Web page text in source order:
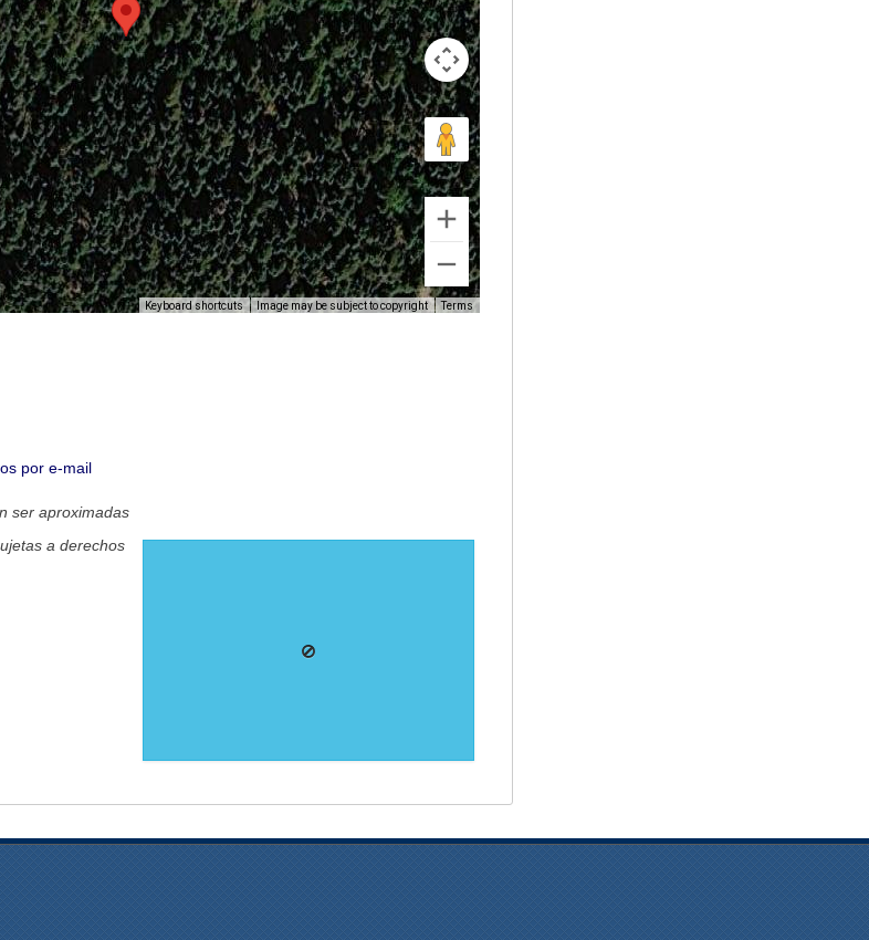
Keyboard shortcuts Image may be subject to copyright Terms
por e-mail
ser aproximadas
a derechos